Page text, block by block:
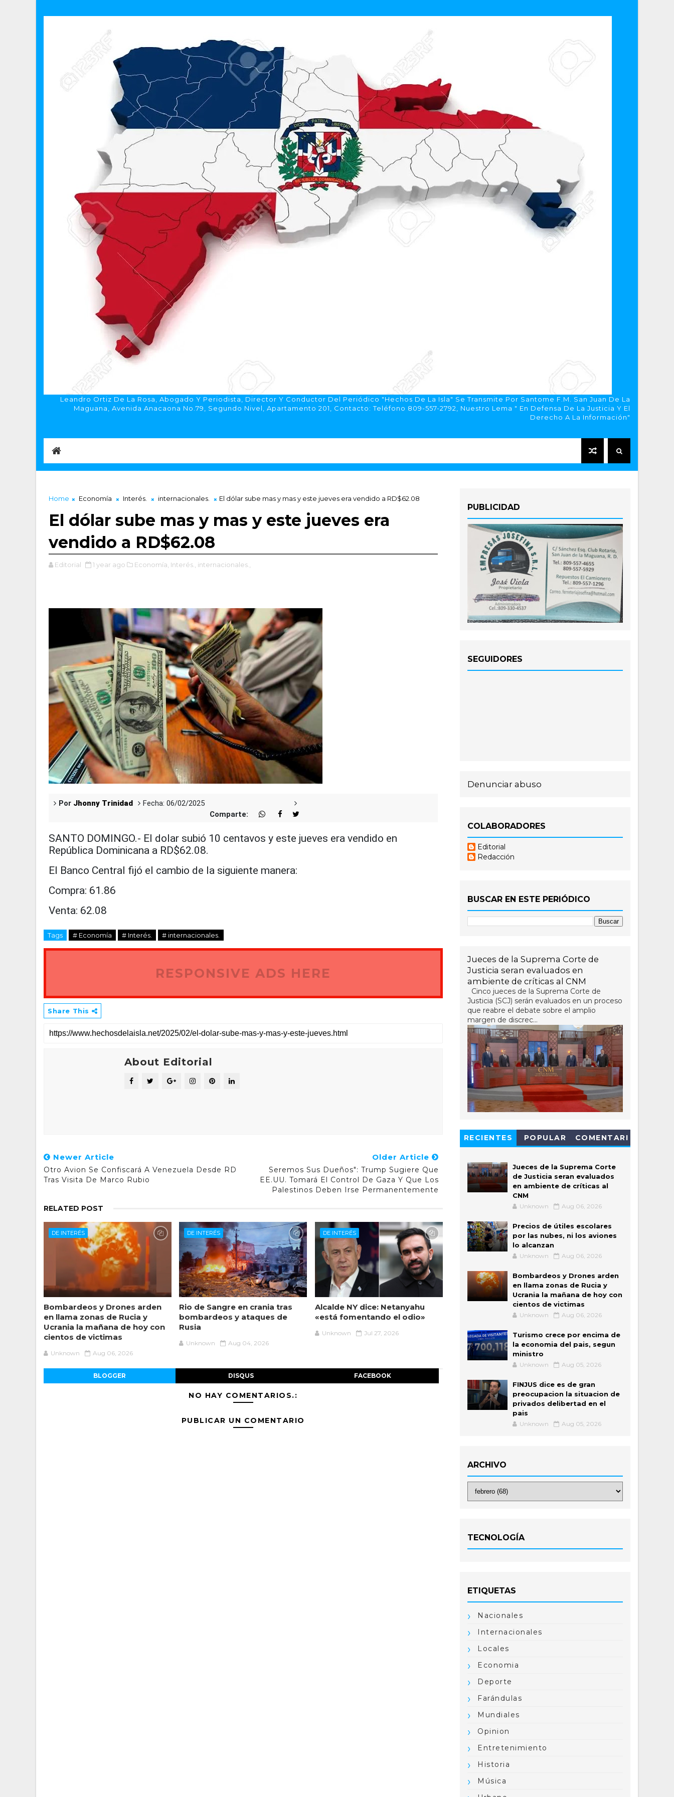
Leandro Ortiz De La Rosa, Abogado Y Periodista, Director Y Conductor Del Periódico "Hechos De La Isla" Se Transmite Por Santome F.M. San Juan De La
Maguana, Avenida Anacaona No.79, Segundo Nivel, Apartamento 201, Contacto: Teléfono 809-557-2792, Nuestro Lema " En Defensa De La Justicia Y El
Derecho A La Información"
Home Economía Interés. internacionales. El dólar sube mas y mas y este jueves era vendido a RD$62.08
El dólar sube mas y mas y este jueves era
vendido a RD$62.08
Editorial 1 year ago Economía, Interés., internacionales.,
Por Jhonny Trinidad
Fecha: 06/02/2025
Comparte:
SANTO DOMINGO.- El dolar subió 10 centavos y este jueves era vendido en
República Dominicana a RD$62.08.
El Banco Central fijó el cambio de la siguiente manera:
Compra: 61.86
Venta: 62.08
Tags # Economía # Interés. # internacionales.
RESPONSIVE ADS HERE
Share This
About Editorial
Newer Article
Otro Avion Se Confiscará A Venezuela Desde RD
Tras Visita De Marco Rubio
Older Article
Seremos Sus Dueños": Trump Sugiere Que
EE.UU. Tomará El Control De Gaza Y Que Los
Palestinos Deben Irse Permanentemente
RELATED POST
DE INTERÉS
Bombardeos y Drones arden
en llama zonas de Rucia y
Ucrania la mañana de hoy con
cientos de victimas
Unknown Aug 06, 2026
DE INTERÉS
Rio de Sangre en crania tras
bombardeos y ataques de
Rusia
Unknown Aug 04, 2026
DE INTERÉS
Alcalde NY dice: Netanyahu
«está fomentando el odio»
Unknown Jul 27, 2026
BLOGGER DISQUS FACEBOOK
NO HAY COMENTARIOS.:
PUBLICAR UN COMENTARIO
PUBLICIDAD
SEGUIDORES
Denunciar abuso
COLABORADORES
Editorial
Redacción
BUSCAR EN ESTE PERIÓDICO
Jueces de la Suprema Corte de
Justicia seran evaluados en
ambiente de críticas al CNM
Cinco jueces de la Suprema Corte de
Justicia (SCJ) serán evaluados en un proceso
que reabre el debate sobre el amplio
margen de discrec...
RECIENTES POPULAR
COMENTARI
Jueces de la Suprema Corte
de Justicia seran evaluados
en ambiente de críticas al
CNM
Unknown Aug 06, 2026
Precios de útiles escolares
por las nubes, ni los aviones
lo alcanzan
Unknown Aug 06, 2026
Bombardeos y Drones arden
en llama zonas de Rucia y
Ucrania la mañana de hoy con
cientos de victimas
Unknown Aug 06, 2026
Turismo crece por encima de
la economia del pais, segun
ministro
Unknown Aug 05, 2026
FINJUS dice es de gran
preocupacion la situacion de
privados delibertad en el
pais
Unknown Aug 05, 2026
ARCHIVO
TECNOLOGÍA
ETIQUETAS
Nacionales
Internacionales
Locales
Economia
Deporte
Farándulas
Mundiales
Opinion
Entretenimiento
Historia
Música